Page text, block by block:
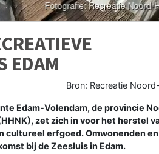
EDAM
Bron: Recreatie
Edam-Volendam, de provincie
zet zich in voor het herstel
cultureel erfgoed. Omwonenden en
bij de Zeesluis in Edam.